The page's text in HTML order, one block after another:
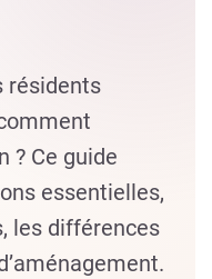
résidents
? Ce guide
essentielles,
les différences